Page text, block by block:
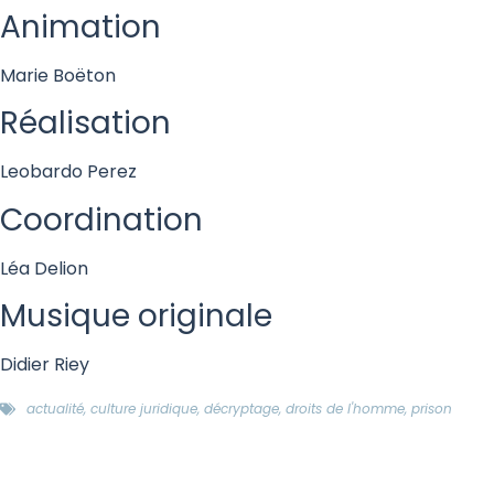
Animation
Marie Boëton
Réalisation
Leobardo Perez
Coordination
Léa Delion
Musique originale
Didier Riey
actualité, culture juridique, décryptage, droits de l'homme, prison